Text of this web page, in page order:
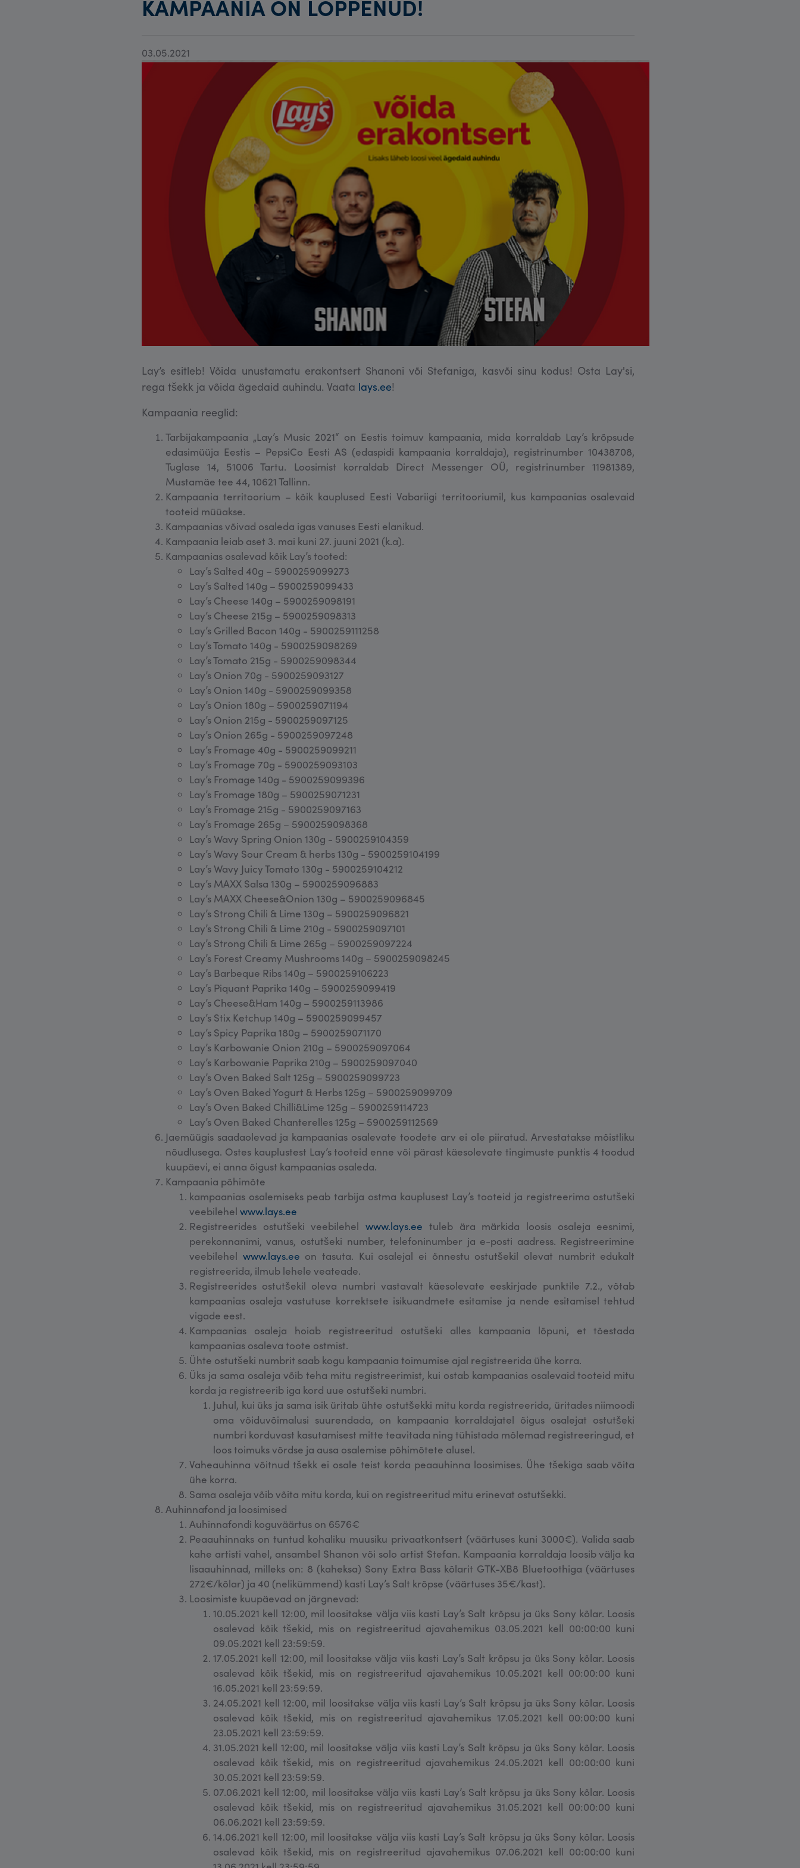
KAMPAANIA ON LÕPPENUD!
03.05.2021
Lay’s esitleb! Võida unustamatu erakontsert Shanoni või Stefaniga, kasvõi sinu kodus! Osta Lay'si,
rega tšekk ja võida ägedaid auhindu. Vaata lays.ee!
Kampaania reeglid:
Tarbijakampaania „Lay’s Music 2021“ on Eestis toimuv kampaania, mida korraldab Lay’s krõpsude
edasimüüja Eestis – PepsiCo Eesti AS (edaspidi kampaania korraldaja), registrinumber 10438708,
Tuglase 14, 51006 Tartu. Loosimist korraldab Direct Messenger OÜ, registrinumber 11981389,
Mustamäe tee 44, 10621 Tallinn.
Kampaania territoorium – kõik kauplused Eesti Vabariigi territooriumil, kus kampaanias osalevaid
tooteid müüakse.
Kampaanias võivad osaleda igas vanuses Eesti elanikud.
Kampaania leiab aset 3. mai kuni 27. juuni 2021 (k.a).
Kampaanias osalevad kõik Lay’s tooted:
Lay’s Salted 40g – 5900259099273
Lay’s Salted 140g – 5900259099433
Lay’s Cheese 140g – 5900259098191
Lay’s Cheese 215g – 5900259098313
Lay’s Grilled Bacon 140g - 5900259111258
Lay’s Tomato 140g - 5900259098269
Lay’s Tomato 215g - 5900259098344
Lay’s Onion 70g - 5900259093127
Lay’s Onion 140g - 5900259099358
Lay’s Onion 180g – 5900259071194
Lay’s Onion 215g - 5900259097125
Lay’s Onion 265g - 5900259097248
Lay’s Fromage 40g - 5900259099211
Lay’s Fromage 70g - 5900259093103
Lay’s Fromage 140g - 5900259099396
Lay’s Fromage 180g – 5900259071231
Lay’s Fromage 215g - 5900259097163
Lay’s Fromage 265g – 5900259098368
Lay’s Wavy Spring Onion 130g - 5900259104359
Lay’s Wavy Sour Cream & herbs 130g - 5900259104199
Lay’s Wavy Juicy Tomato 130g - 5900259104212
Lay’s MAXX Salsa 130g – 5900259096883
Lay’s MAXX Cheese&Onion 130g – 5900259096845
Lay’s Strong Chili & Lime 130g – 5900259096821
Lay’s Strong Chili & Lime 210g - 5900259097101
Lay’s Strong Chili & Lime 265g – 5900259097224
Lay’s Forest Creamy Mushrooms 140g – 5900259098245
Lay’s Barbeque Ribs 140g – 5900259106223
Lay’s Piquant Paprika 140g – 5900259099419
Lay’s Cheese&Ham 140g – 5900259113986
Lay’s Stix Ketchup 140g – 5900259099457
Lay’s Spicy Paprika 180g – 5900259071170
Lay’s Karbowanie Onion 210g – 5900259097064
Lay’s Karbowanie Paprika 210g – 5900259097040
Lay’s Oven Baked Salt 125g – 5900259099723
Lay’s Oven Baked Yogurt & Herbs 125g – 5900259099709
Lay’s Oven Baked Chilli&Lime 125g – 5900259114723
Lay’s Oven Baked Chanterelles 125g – 5900259112569
Jaemüügis saadaolevad ja kampaanias osalevate toodete arv ei ole piiratud. Arvestatakse mõistliku
nõudlusega. Ostes kauplustest Lay’s tooteid enne või pärast käesolevate tingimuste punktis 4 toodud
kuupäevi, ei anna õigust kampaanias osaleda.
Kampaania põhimõte
kampaanias osalemiseks peab tarbija ostma kauplusest Lay’s tooteid ja registreerima ostutšeki
veebilehel www.lays.ee
Registreerides ostutšeki veebilehelwww.lays.ee tuleb ära märkida loosis osaleja eesnimi,
perekonnanimi, vanus, ostutšeki number, telefoninumber ja e-posti aadress. Registreerimine
veebilehel www.lays.ee on tasuta. Kui osalejal ei õnnestu ostutšekil olevat numbrit edukalt
registreerida, ilmub lehele veateade.
Registreerides ostutšekil oleva numbri vastavalt käesolevate eeskirjade punktile 7.2., võtab
kampaanias osaleja vastutuse korrektsete isikuandmete esitamise ja nende esitamisel tehtud
vigade eest.
Kampaanias osaleja hoiab registreeritud ostutšeki alles kampaania lõpuni, et tõestada
kampaanias osaleva toote ostmist.
Ühte ostutšeki numbrit saab kogu kampaania toimumise ajal registreerida ühe korra.
Üks ja sama osaleja võib teha mitu registreerimist, kui ostab kampaanias osalevaid tooteid mitu
korda ja registreerib iga kord uue ostutšeki numbri.
Juhul, kui üks ja sama isik üritab ühte ostutšekki mitu korda registreerida, üritades niimoodi
oma võiduvõimalusi suurendada, on kampaania korraldajatel õigus osalejat ostutšeki
numbri korduvast kasutamisest mitte teavitada ning tühistada mõlemad registreeringud, et
loos toimuks võrdse ja ausa osalemise põhimõtete alusel.
Vaheauhinna võitnud tšekk ei osale teist korda peaauhinna loosimises. Ühe tšekiga saab võita
ühe korra.
Sama osaleja võib võita mitu korda, kui on registreeritud mitu erinevat ostutšekki.
Auhinnafond ja loosimised
Auhinnafondi koguväärtus on 6576€
Peaauhinnaks on tuntud kohaliku muusiku privaatkontsert (väärtuses kuni 3000€). Valida saab
kahe artisti vahel, ansambel Shanon või solo artist Stefan. Kampaania korraldaja loosib välja ka
lisaauhinnad, milleks on: 8 (kaheksa) Sony Extra Bass kõlarit GTK-XB8 Bluetoothiga (väärtuses
272€/kõlar) ja 40 (nelikümmend) kasti Lay’s Salt krõpse (väärtuses 35€/kast).
Loosimiste kuupäevad on järgnevad:
10.05.2021 kell 12:00, mil loositakse välja viis kasti Lay’s Salt krõpsu ja üks Sony kõlar. Loosis
osalevad kõik tšekid, mis on registreeritud ajavahemikus 03.05.2021 kell 00:00:00 kuni
09.05.2021 kell 23:59:59.
17.05.2021 kell 12:00, mil loositakse välja viis kasti Lay’s Salt krõpsu ja üks Sony kõlar. Loosis
osalevad kõik tšekid, mis on registreeritud ajavahemikus 10.05.2021 kell 00:00:00 kuni
16.05.2021 kell 23:59:59.
24.05.2021 kell 12:00, mil loositakse välja viis kasti Lay’s Salt krõpsu ja üks Sony kõlar. Loosis
osalevad kõik tšekid, mis on registreeritud ajavahemikus 17.05.2021 kell 00:00:00 kuni
23.05.2021 kell 23:59:59.
31.05.2021 kell 12:00, mil loositakse välja viis kasti Lay’s Salt krõpsu ja üks Sony kõlar. Loosis
osalevad kõik tšekid, mis on registreeritud ajavahemikus 24.05.2021 kell 00:00:00 kuni
30.05.2021 kell 23:59:59.
07.06.2021 kell 12:00, mil loositakse välja viis kasti Lay’s Salt krõpsu ja üks Sony kõlar. Loosis
osalevad kõik tšekid, mis on registreeritud ajavahemikus 31.05.2021 kell 00:00:00 kuni
06.06.2021 kell 23:59:59.
14.06.2021 kell 12:00, mil loositakse välja viis kasti Lay’s Salt krõpsu ja üks Sony kõlar. Loosis
osalevad kõik tšekid, mis on registreeritud ajavahemikus 07.06.2021 kell 00:00:00 kuni